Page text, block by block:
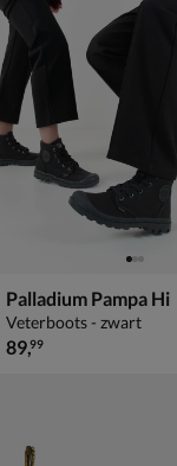
Palladium Pampa Hi
Veterboots - zwart
€ 89,99
89,99